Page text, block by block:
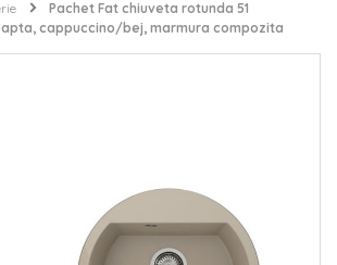
Pachet Fat chiuveta rotunda 51
cappuccino/bej, marmura compozita